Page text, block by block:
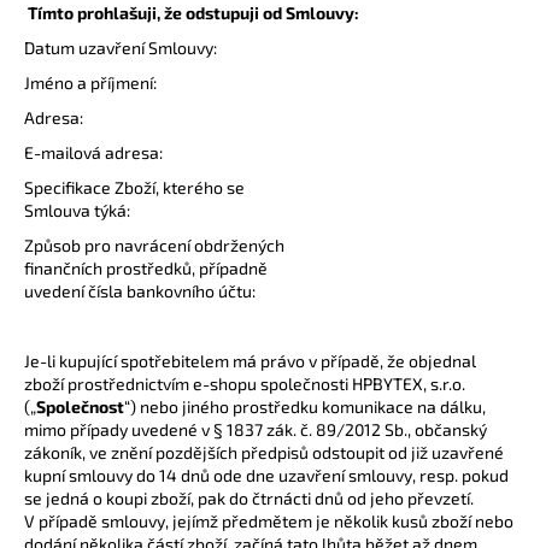
Tímto prohlašuji, že odstupuji od Smlouvy:
Datum uzavření Smlouvy:
Jméno a příjmení:
Adresa:
E-mailová adresa:
Specifikace Zboží, kterého se
Smlouva týká:
Způsob pro navrácení obdržených
finančních prostředků, případně
uvedení čísla bankovního účtu:
Je-li kupující spotřebitelem má právo v případě, že objednal
zboží prostřednictvím e-shopu společnosti HPBYTEX, s.r.o.
(„Společnost“) nebo jiného prostředku komunikace na dálku,
mimo případy uvedené v § 1837 zák. č. 89/2012 Sb., občanský
zákoník, ve znění pozdějších předpisů odstoupit od již uzavřené
kupní smlouvy do 14 dnů ode dne uzavření smlouvy, resp. pokud
se jedná o koupi zboží, pak do čtrnácti dnů od jeho převzetí.
V případě smlouvy, jejímž předmětem je několik kusů zboží nebo
dodání několika částí zboží, začíná tato lhůta běžet až dnem